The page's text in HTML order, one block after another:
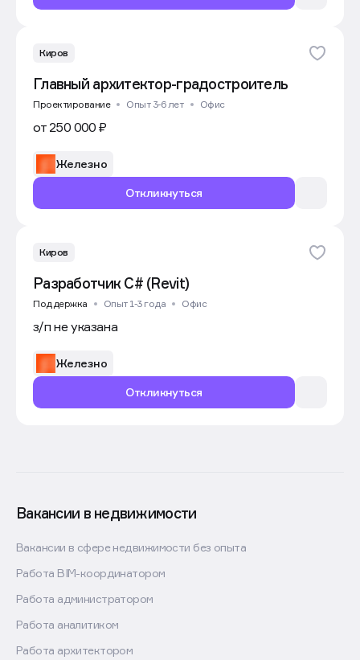
Киров
Главный архитектор-градостроитель
Проектирование Опыт 3-6 лет Офис
от 250 000 ₽
Откликнуться
Железно
Киров
Разработчик C# (Revit)
Поддержка Опыт 1-3 года Офис
з/п не указана
Откликнуться
Железно
Вакансии в недвижимости
Вакансии в сфере недвижимости без опыта
Работа BIM-координатором
Работа администратором
Работа аналитиком
Работа архитектором